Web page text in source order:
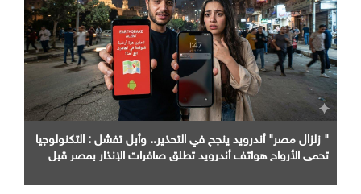
" زلزال مصر" أندرويد ينجح في التحذير.. وأبل تفشل : التكنولوجيا
تحمي الأرواح هواتف أندرويد تطلق صافرات الإنذار بمصر قبل